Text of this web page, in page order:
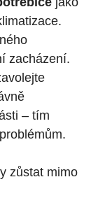
zacházení.
– tím
zůstat mimo